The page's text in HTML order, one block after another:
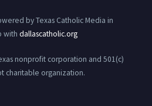
by Texas Catholic Media in
with dallascatholic.org
nonprofit corporation and 501(c)
charitable organization.